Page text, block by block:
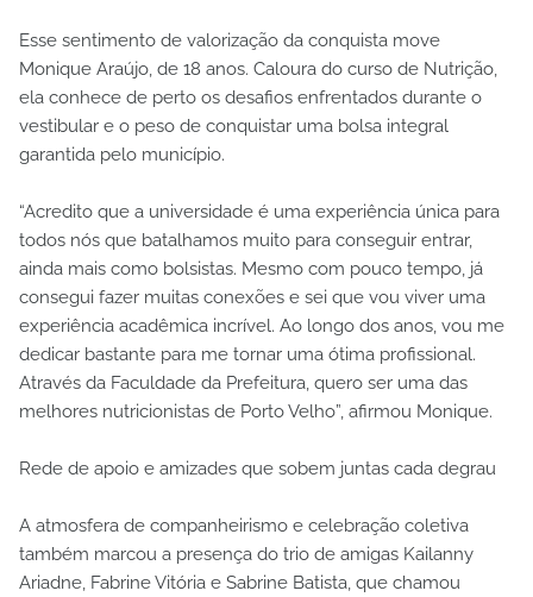
Esse sentimento de valorização da conquista move
Monique Araújo, de 18 anos. Caloura do curso de Nutrição,
ela conhece de perto os desafios enfrentados durante o
vestibular e o peso de conquistar uma bolsa integral
garantida pelo município.
“Acredito que a universidade é uma experiência única para
todos nós que batalhamos muito para conseguir entrar,
ainda mais como bolsistas. Mesmo com pouco tempo, já
consegui fazer muitas conexões e sei que vou viver uma
experiência acadêmica incrível. Ao longo dos anos, vou me
dedicar bastante para me tornar uma ótima profissional.
Através da Faculdade da Prefeitura, quero ser uma das
melhores nutricionistas de Porto Velho”, afirmou Monique.
Rede de apoio e amizades que sobem juntas cada degrau
A atmosfera de companheirismo e celebração coletiva
também marcou a presença do trio de amigas Kailanny
Ariadne, Fabrine Vitória e Sabrine Batista, que chamou